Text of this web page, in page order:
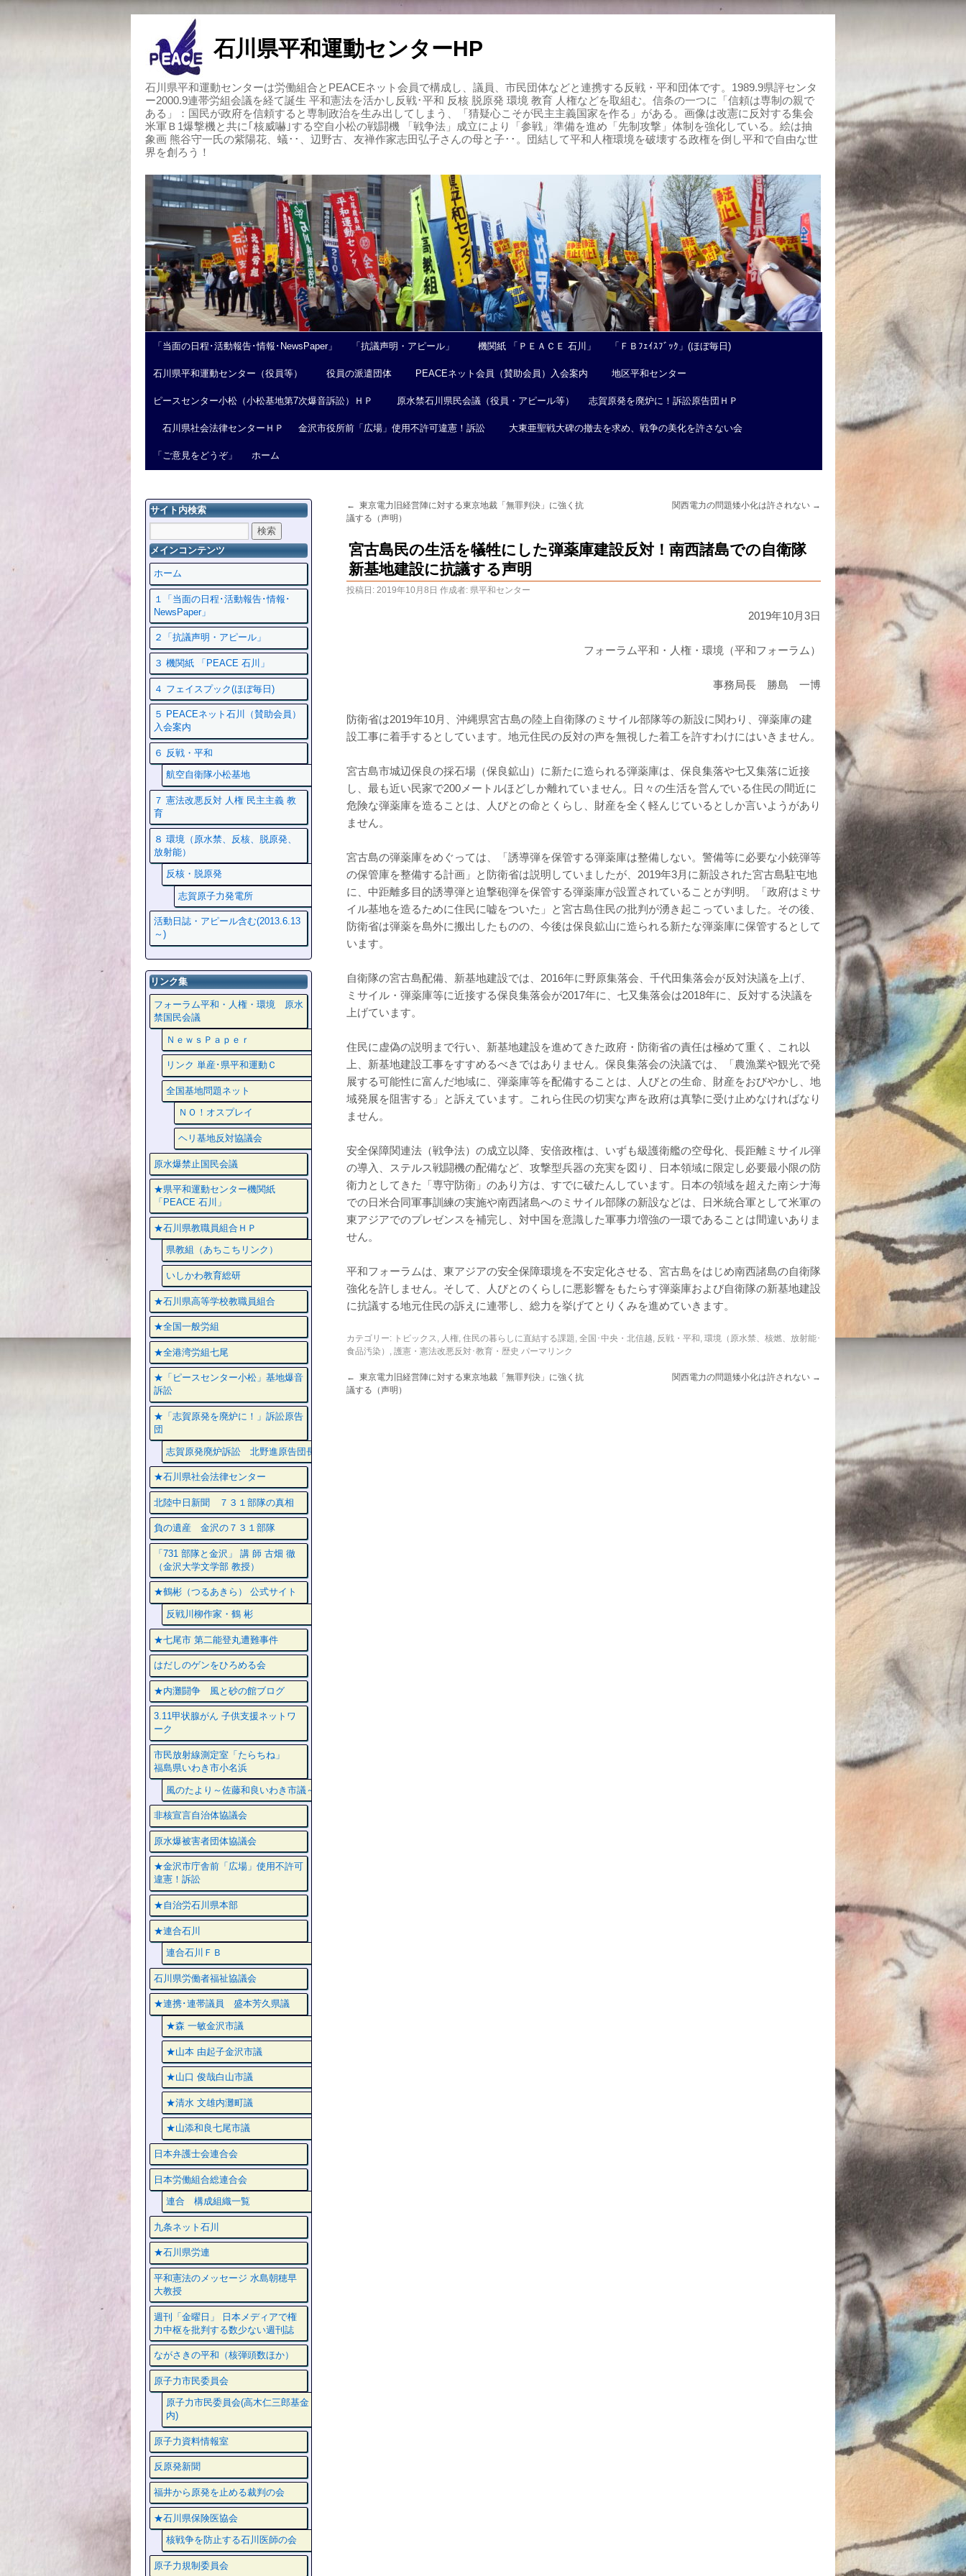
石川県平和運動センターHP
石川県平和運動センターは労働組合とPEACEネット会員で構成し、議員、市民団体などと連携する反戦・平和団体です。1989.9県評センタ
ー2000.9連帯労組会議を経て誕生 平和憲法を活かし反戦･平和 反核 脱原発 環境 教育 人権などを取組む。信条の一つに「信頼は専制の親で
ある」：国民が政府を信頼すると専制政治を生み出してしまう、「猜疑心こそが民主主義国家を作る」がある。画像は改憲に反対する集会
米軍Ｂ1爆撃機と共に｢核威嚇｣する空自小松の戦闘機 「戦争法」成立により「参戦」準備を進め「先制攻撃」体制を強化している。絵は抽
象画 熊谷守一氏の紫陽花、蟻･･、辺野古、友禅作家志田弘子さんの母と子･･。団結して平和人権環境を破壊する政権を倒し平和で自由な世
界を創ろう！
「当面の日程･活動報告･情報･NewsPaper」 「抗議声明・アピール」 機関紙 「ＰＥＡＣＥ 石川」 「ＦＢﾌｪｲｽﾌﾞｯｸ」(ほぼ毎日)
石川県平和運動センター（役員等） 役員の派遣団体 PEACEネット会員（賛助会員）入会案内 地区平和センター
ピースセンター小松（小松基地第7次爆音訴訟）ＨＰ 原水禁石川県民会議（役員・アピール等） 志賀原発を廃炉に！訴訟原告団ＨＰ
石川県社会法律センターＨＰ 金沢市役所前「広場」使用不許可違憲！訴訟 大東亜聖戦大碑の撤去を求め、戦争の美化を許さない会
「ご意見をどうぞ」 ホーム
← 東京電力旧経営陣に対する東京地裁「無罪判決」に強く抗
議する（声明）
関西電力の問題矮小化は許されない →
宮古島民の生活を犠牲にした弾薬庫建設反対！南西諸島での自衛隊
新基地建設に抗議する声明
投稿日: 2019年10月8日 作成者: 県平和センター
2019年10月3日
フォーラム平和・人権・環境（平和フォーラム）
事務局長 勝島 一博
防衛省は2019年10月、沖縄県宮古島の陸上自衛隊のミサイル部隊等の新設に関わり、弾薬庫の建
設工事に着手するとしています。地元住民の反対の声を無視した着工を許すわけにはいきません。
宮古島市城辺保良の採石場（保良鉱山）に新たに造られる弾薬庫は、保良集落や七又集落に近接
し、最も近い民家で200メートルほどしか離れていません。日々の生活を営んでいる住民の間近に
危険な弾薬庫を造ることは、人びとの命とくらし、財産を全く軽んじているとしか言いようがあり
ません。
宮古島の弾薬庫をめぐっては、「誘導弾を保管する弾薬庫は整備しない。警備等に必要な小銃弾等
の保管庫を整備する計画」と防衛省は説明していましたが、2019年3月に新設された宮古島駐屯地
に、中距離多目的誘導弾と迫撃砲弾を保管する弾薬庫が設置されていることが判明。「政府はミサ
イル基地を造るために住民に嘘をついた」と宮古島住民の批判が湧き起こっていました。その後、
防衛省は弾薬を島外に搬出したものの、今後は保良鉱山に造られる新たな弾薬庫に保管するとして
います。
自衛隊の宮古島配備、新基地建設では、2016年に野原集落会、千代田集落会が反対決議を上げ、
ミサイル・弾薬庫等に近接する保良集落会が2017年に、七又集落会は2018年に、反対する決議を
上げています。
住民に虚偽の説明まで行い、新基地建設を進めてきた政府・防衛省の責任は極めて重く、これ以
上、新基地建設工事をすすめるべきではありません。保良集落会の決議では、「農漁業や観光で発
展する可能性に富んだ地域に、弾薬庫等を配備することは、人びとの生命、財産をおびやかし、地
域発展を阻害する」と訴えています。これら住民の切実な声を政府は真摯に受け止めなければなり
ません。
安全保障関連法（戦争法）の成立以降、安倍政権は、いずも級護衛艦の空母化、長距離ミサイル弾
の導入、ステルス戦闘機の配備など、攻撃型兵器の充実を図り、日本領域に限定し必要最小限の防
衛力としてきた「専守防衛」のあり方は、すでに破たんしています。日本の領域を超えた南シナ海
での日米合同軍事訓練の実施や南西諸島へのミサイル部隊の新設などは、日米統合軍として米軍の
東アジアでのプレゼンスを補完し、対中国を意識した軍事力増強の一環であることは間違いありま
せん。
平和フォーラムは、東アジアの安全保障環境を不安定化させる、宮古島をはじめ南西諸島の自衛隊
強化を許しません。そして、人びとのくらしに悪影響をもたらす弾薬庫および自衛隊の新基地建設
に抗議する地元住民の訴えに連帯し、総力を挙げてとりくみを進めていきます。
カテゴリー: トピックス, 人権, 住民の暮らしに直結する課題, 全国･中央・北信越, 反戦・平和, 環境（原水禁、核燃、放射能･
食品汚染） , 護憲・憲法改悪反対･教育・歴史 パーマリンク
← 東京電力旧経営陣に対する東京地裁「無罪判決」に強く抗
議する（声明）
関西電力の問題矮小化は許されない →
サイト内検索
メインコンテンツ
ホーム
１「当面の日程･活動報告･情報･
NewsPaper」
２「抗議声明・アピール」
３ 機関紙 「PEACE 石川」
４ フェイスプック(ほぼ毎日)
５ PEACEネット石川（賛助会員）
入会案内
６ 反戦・平和
航空自衛隊小松基地
７ 憲法改悪反対 人権 民主主義 教
育
８ 環境（原水禁、反核、脱原発、
放射能）
反核・脱原発
志賀原子力発電所
活動日誌・アピール含む(2013.6.13
～)
リンク集
フォーラム平和・人権・環境 原水
禁国民会議
ＮｅｗｓＰａｐｅｒ
リンク 単産･県平和運動Ｃ
全国基地問題ネット
ＮＯ！オスプレイ
ヘリ基地反対協議会
原水爆禁止国民会議
★県平和運動センター機関紙
「PEACE 石川」
★石川県教職員組合ＨＰ
県教組（あちこちリンク）
いしかわ教育総研
★石川県高等学校教職員組合
★全国一般労組
★全港湾労組七尾
★「ピースセンター小松」基地爆音
訴訟
★「志賀原発を廃炉に！」訴訟原告
団
志賀原発廃炉訴訟 北野進原告団長
★石川県社会法律センター
北陸中日新聞 ７３１部隊の真相
負の遺産 金沢の７３１部隊
「731 部隊と金沢」 講 師 古畑 徹
（金沢大学文学部 教授）
★鶴彬（つるあきら） 公式サイト
反戦川柳作家・鶴 彬
★七尾市 第二能登丸遭難事件
はだしのゲンをひろめる会
★内灘闘争 風と砂の館ブログ
3.11甲状腺がん 子供支援ネットワ
ーク
市民放射線測定室「たらちね」
福島県いわき市小名浜
風のたより～佐藤和良いわき市議～
非核宣言自治体協議会
原水爆被害者団体協議会
★金沢市庁舎前「広場」使用不許可
違憲！訴訟
★自治労石川県本部
★連合石川
連合石川ＦＢ
石川県労働者福祉協議会
★連携･連帯議員 盛本芳久県議
★森 一敏金沢市議
★山本 由起子金沢市議
★山口 俊哉白山市議
★清水 文雄内灘町議
★山添和良七尾市議
日本弁護士会連合会
日本労働組合総連合会
連合 構成組織一覧
九条ネット石川
★石川県労連
平和憲法のメッセージ 水島朝穂早
大教授
週刊「金曜日」 日本メディアで権
力中枢を批判する数少ない週刊誌
ながさきの平和（核弾頭数ほか）
原子力市民委員会
原子力市民委員会(高木仁三郎基金
内)
原子力資料情報室
反原発新聞
福井から原発を止める裁判の会
★石川県保険医協会
核戦争を防止する石川医師の会
原子力規制委員会